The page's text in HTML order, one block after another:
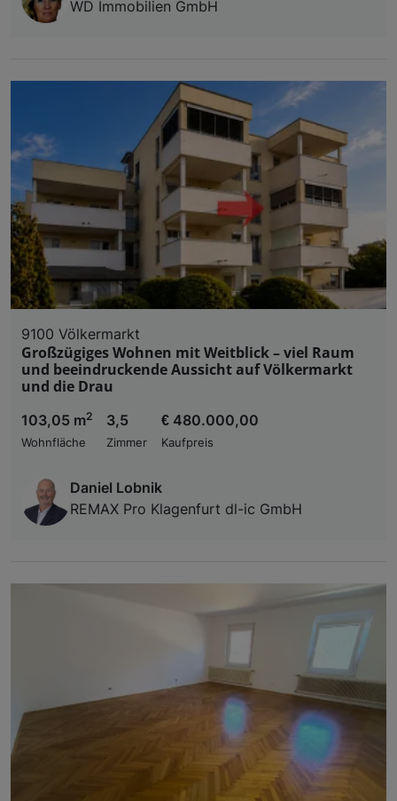
WD Immobilien GmbH
9100 Völkermarkt
Großzügiges Wohnen mit Weitblick – viel Raum
und beeindruckende Aussicht auf Völkermarkt
und die Drau
103,05 m2
Wohnfläche
3,5
Zimmer
€ 480.000,00
Kaufpreis
Daniel Lobnik
REMAX Pro Klagenfurt dl-ic GmbH